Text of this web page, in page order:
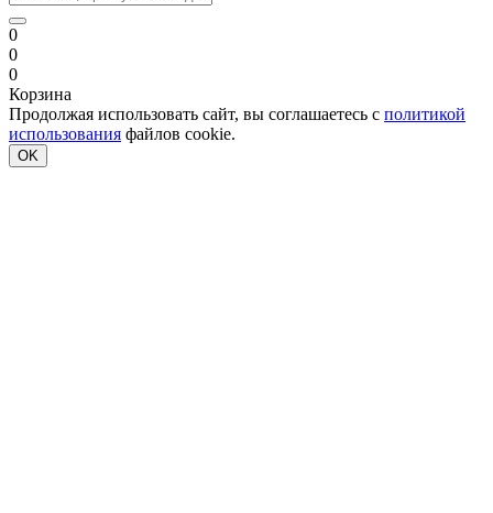
0
0
0
Корзина
Продолжая использовать сайт, вы соглашаетесь с политикой
использования файлов cookie.
OK